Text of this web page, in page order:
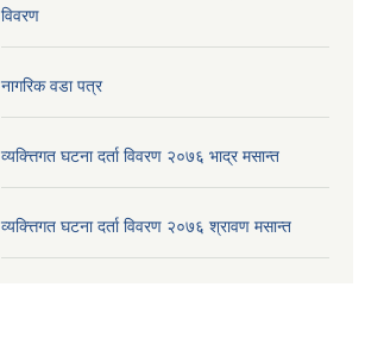
विवरण
नागरिक वडा पत्र
व्यक्त्तिगत घटना दर्ता विवरण २०७६ भाद्र मसान्त
व्यक्त्तिगत घटना दर्ता विवरण २०७६ श्रावण मसान्त